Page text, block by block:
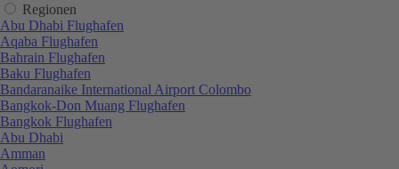
Regionen
Abu Dhabi Flughafen
Aqaba Flughafen
Bahrain Flughafen
Baku Flughafen
Bandaranaike International Airport Colombo
Bangkok-Don Muang Flughafen
Bangkok Flughafen
Abu Dhabi
Amman